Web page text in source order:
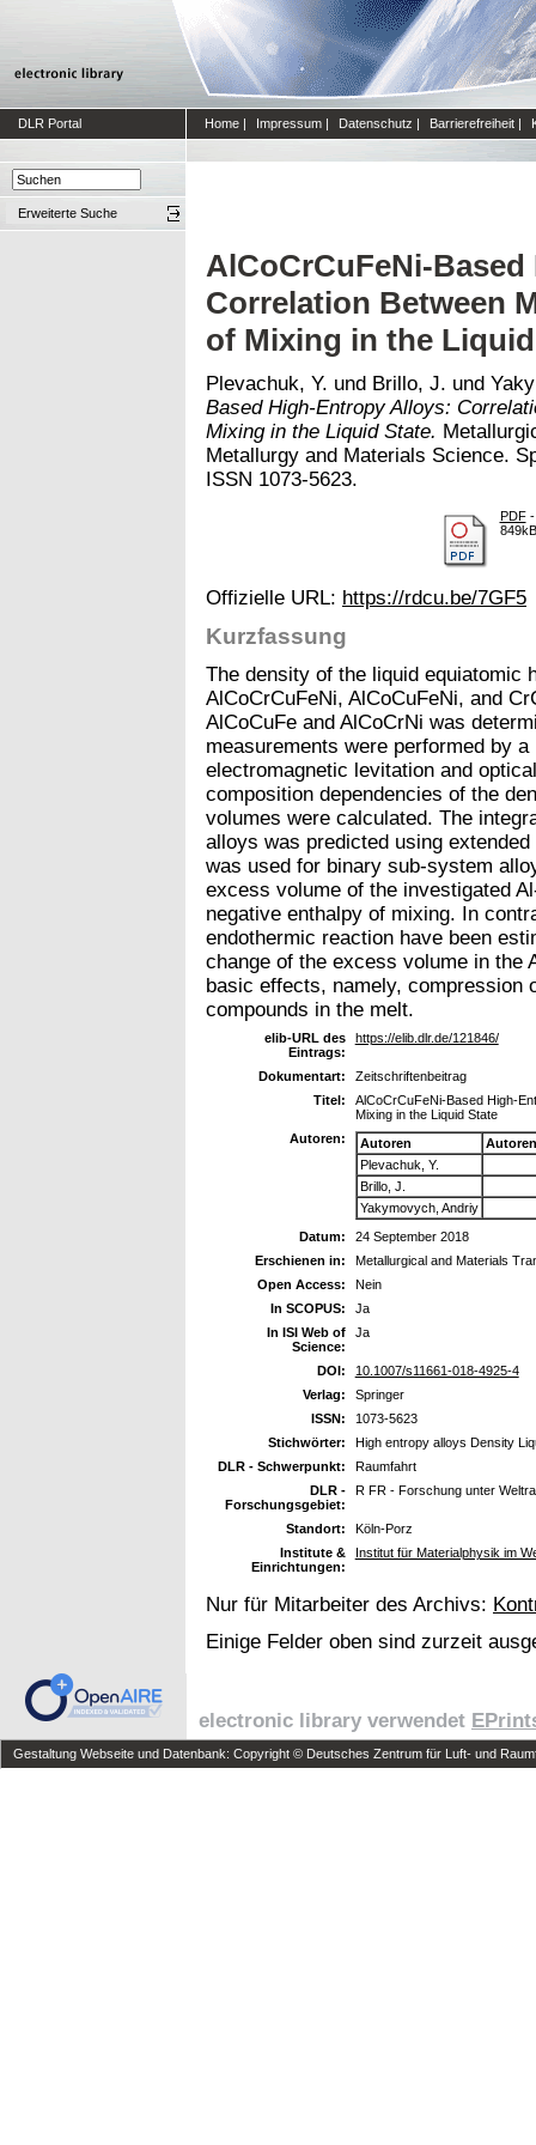
DLR Portal Home | Impressum | Datenschutz | Barrierefreiheit |
Erweiterte Suche
AlCoCrCuFeNi-
Correlation Between
of Mixing in the
Plevachuk, Y. und Brillo, J. und
Based High-Entropy Alloys:
Mixing in the Liquid State.
Metallurgy and Materials Science.
ISSN 1073-5623.
PDF-
849kB
Offizielle URL: https://rdcu.be/7GF5
Kurzfassung
The density of the liquid equiatomic
AlCoCrCuFeNi, AlCoCuFeNi, and
AlCoCuFe and AlCoCrNi was
measurements were performed by
electromagnetic levitation and
composition dependencies of the
volumes were calculated. The
alloys was predicted using
was used for binary sub-system
excess volume of the investigated
negative enthalpy of mixing. In
endothermic reaction have been
change of the excess volume in the
basic effects, namely, compression
compounds in the melt.
elib-URL des
Eintrags:
https://elib.dlr.de/121846/
Dokumentart:
Zeitschriftenbeitrag
Titel:
AlCoCrCuFeNi-Based High-
Mixing in the Liquid State
Autoren:
Autoren
Plevachuk, Y.
Brillo, J.
Yakymovych, Andriy
Datum:
24 September 2018
Erschienen in:
Metallurgical and Materials
Open Access:
Nein
In SCOPUS:
Ja
In ISI Web of
Science:
Ja
DOI:
10.1007/s11661-018-4925-4
Verlag:
Springer
ISSN:
1073-5623
Stichwörter:
High entropy alloys Density
DLR - Schwerpunkt:
Raumfahrt
DLR -
Forschungsgebiet:
R FR - Forschung unter
Standort:
Köln-Porz
Institute &
Einrichtungen:
Institut für Materialphysik im
Nur für Mitarbeiter des Archivs:
Einige Felder oben sind zurzeit
electronic library verwendet
Gestaltung Webseite und Datenbank: Copyright © Deutsches Zentrum für Luft- und